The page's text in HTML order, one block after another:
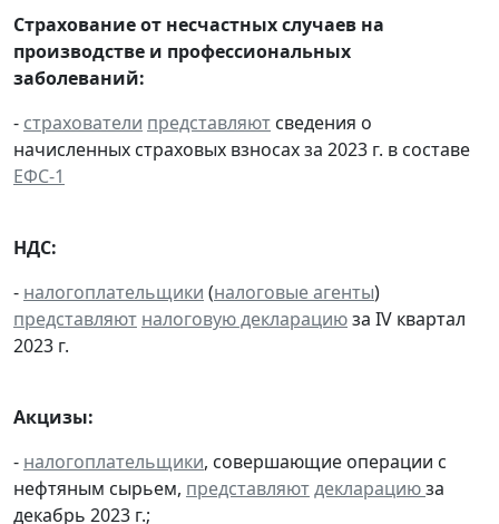
Страхование от несчастных случаев на
производстве и профессиональных
заболеваний:
- страхователи представляют сведения о
начисленных страховых взносах за 2023 г. в составе
ЕФС-1
НДС:
- налогоплательщики (налоговые агенты)
представляют налоговую декларациюза IV квартал
2023 г.
Акцизы:
- налогоплательщики, совершающие операции с
нефтяным сырьем, представляютдекларациюза
декабрь 2023 г.;